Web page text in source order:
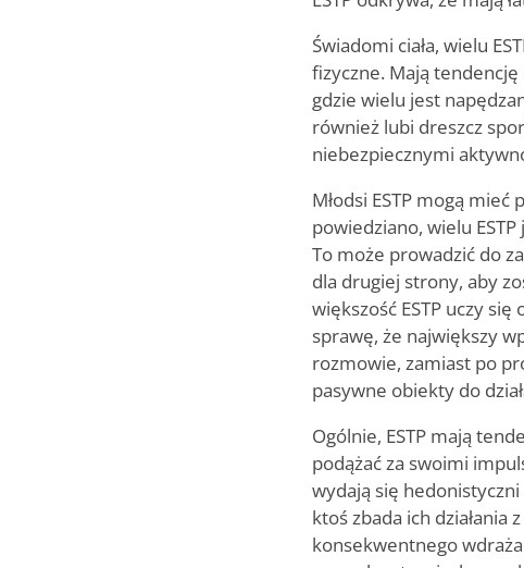
Świadomi ciała, wielu
fizyczne. Mają
gdzie wielu jest
również lubi dreszcz
niebezpiecznymi
Młodsi ESTP mogą
powiedziano, wielu
To może prowadzić do
dla drugiej strony, aby
większość ESTP uczy
sprawę, że największy
rozmowie, zamiast po
pasywne obiekty do
Ogólnie, ESTP mają
podążać za swoimi
wydają się
ktoś zbada ich działania
konsekwentnego